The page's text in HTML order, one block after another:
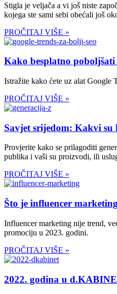
Stigla je veljača a vi još niste
kojega ste sami sebi obećali još
PROČITAJ VIŠE »
Kako besplatno poboljšati
Istražite kako ćete uz alat Google
PROČITAJ VIŠE »
Savjet srijedom: Kakvi su
Provjerite kako se prilagoditi
publika i vaši su proizvodi, ili
PROČITAJ VIŠE »
Što je influencer marketing
Influencer marketing nije trend,
promociju u 2023. godini.
PROČITAJ VIŠE »
2022. godina u